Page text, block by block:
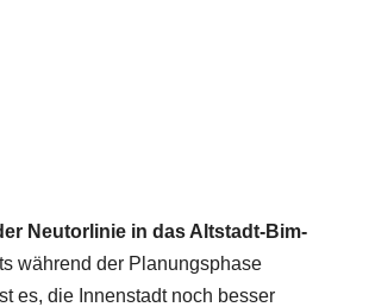
Neutorlinie in das Altstadt-Bim-
während der Planungsphase
es, die Innenstadt noch besser